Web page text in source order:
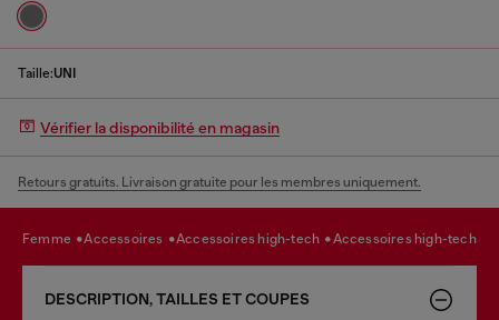
Taille:UNI
Vérifier la disponibilité en magasin
Retours gratuits. Livraison gratuite pour les membres uniquement.
femme accessoires accessoires high-tech accessoires high-tech
DESCRIPTION, TAILLES ET COUPES